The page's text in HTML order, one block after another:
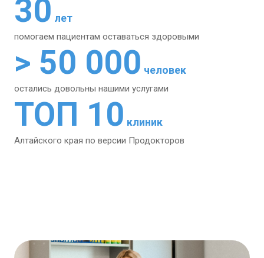
30 лет
помогаем пациентам оставаться здоровыми
> 50 000 человек
остались довольны нашими услугами
ТОП 10 клиник
Алтайского края по версии Продокторов